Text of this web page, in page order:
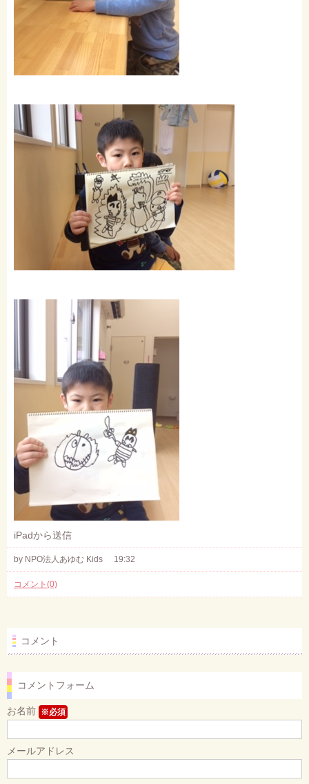
iPadから送信
by NPO法人あゆむ Kids 19:32
コメント(0)
コメント
コメントフォーム
お名前 ※必須
メールアドレス